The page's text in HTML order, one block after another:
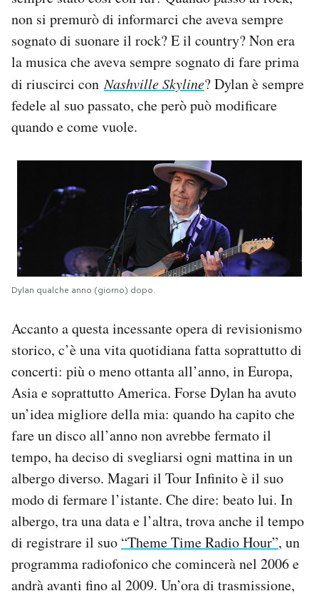
non si premurò di informarci che aveva sempre
sognato di suonare il rock? E il country? Non era
la musica che aveva sempre sognato di fare prima
di riuscirci conNashville Skyline? Dylan è sempre
fedele al suo passato, che però può modificare
quando e come vuole.
Dylan qualche anno (giorno) dopo.
Accanto a questa incessante opera di revisionismo
storico, c’è una vita quotidiana fatta soprattutto di
concerti: più o meno ottanta all’anno, in Europa,
Asia e soprattutto America. Forse Dylan ha avuto
un’idea migliore della mia: quando ha capito che
fare un disco all’anno non avrebbe fermato il
tempo, ha deciso di svegliarsi ogni mattina in un
albergo diverso. Magari il Tour Infinito è il suo
modo di fermare l’istante. Che dire: beato lui. In
albergo, tra una data e l’altra, trova anche il tempo
di registrare il suo “Theme Time Radio Hour”, un
programma radiofonico che comincerà nel 2006 e
andrà avanti fino al 2009. Un’ora di trasmissione,